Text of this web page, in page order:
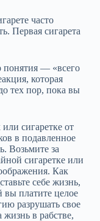
часто
Первая сигарета
понятия — «всего
которая
тех пор, пока вы
сигаретке от
в подавленное
Возьмите за
сигаретке или
Как
себе жизнь,
вы платите целое
разрушать свое
жизнь в рабстве,